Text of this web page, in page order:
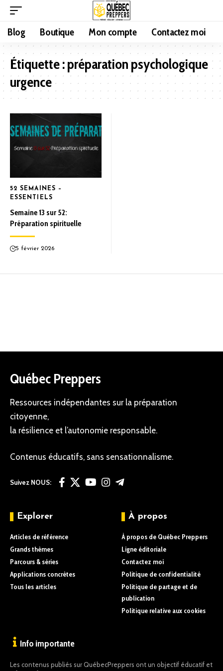
Blog Boutique Mon compte Contactez moi
Étiquette :préparation psychologique
urgence
52 SEMAINES –
ESSENTIELS
Semaine 13 sur 52:
Préparation spirituelle
5 février 2026
Québec Preppers
Ressources indépendantes sur la préparation
citoyenne,
la résilience et l’autonomie responsable.
Contenus éducatifs, sans sensationnalisme.
Suivez NOUS:
Explorer
Articles de référence
Grands thèmes
Parcours & séries
Applications concrètes
Tous les articles
À propos
À propos de Québec Preppers
Ligne éditoriale
Contactez moi
Politique de confidentialité
Politique de partage et de
publication
Politique relative aux cookies
Info importante
Les contenus publiés sur QuébecPreppers ont un objectif éducatif et